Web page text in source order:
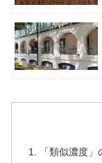
「類似濃度